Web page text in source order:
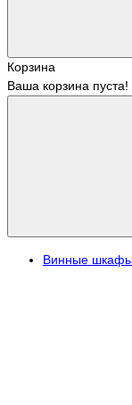
Корзина
Ваша корзина пуста!
Винные